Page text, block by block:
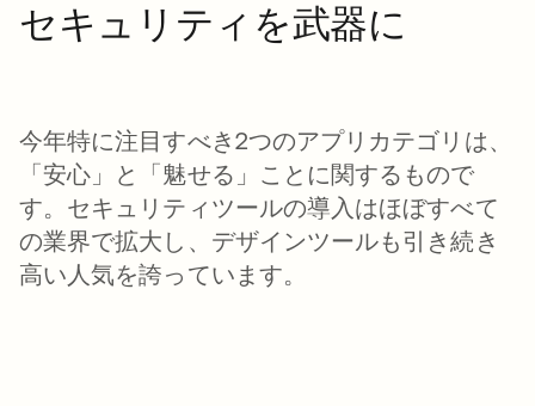
セキュリティを武器に
今年特に注目すべき2つのアプリカテゴリは、
「安心」と「魅せる」ことに関するもので
す。セキュリティツールの導入はほぼすべて
の業界で拡大し、デザインツールも引き続き
高い人気を誇っています。